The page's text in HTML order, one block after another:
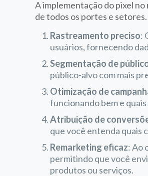
A implementação do pixel
de todos os portes e
Rastreamento preciso:
usuários, fornecendo
Segmentação de
público-alvo com mais
Otimização de
funcionando bem e
Atribuição de
que você entenda quais
Remarketing eficaz: Ao
permitindo que você
produtos ou serviços.